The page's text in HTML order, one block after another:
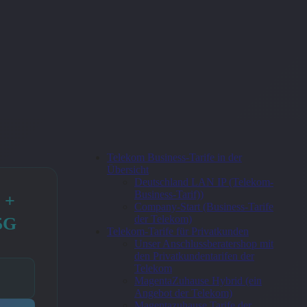
+
Telekom Business-Tarife in der
Übersicht
Deutschland LAN IP (Telekom-
Business-Tarif))
Company-Start (Business-Tarife
der Telekom)
Telekom-Tarife für Privatkunden
Unser Anschlussberatershop mit
den Privatkundentarifen der
Telekom
MagentaZuhause Hybrid (ein
Angebot der Telekom)